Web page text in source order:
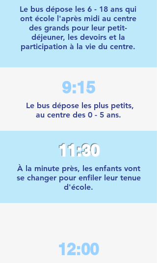
Le bus dépose les 6 - 18 ans qui
ont école l'après midi au centre
des grands pour leur petit-
déjeuner, les devoirs et la
participation à la vie du centre.
9:15
Le bus dépose les plus petits,
au centre des 0 - 5 ans.
11:30
À la minute près, les enfants vont
se changer pour enfiler leur tenue
d'école.
12:00